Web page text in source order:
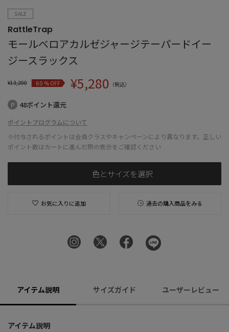
SALE
RattleTrap
モールベロアカルゼジャージテーパードイー
ジースラックス
¥13,200 60% OFF ¥5,280 （税込）
48ポイント還元
ポイントプログラムについて
※付与されるポイントは会員クラスやキャンペーンにより異なります。正しい
ポイント数はカートに進んだ際の表示をご確認ください
色とサイズを選択
お気に入りに追加 過去の購入商品をみる
アイテム説明 サイズガイド ユーザーレビュー
アイテム説明